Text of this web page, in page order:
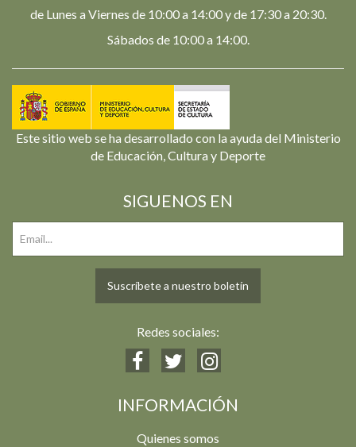
de Lunes a Viernes de 10:00 a 14:00 y de 17:30 a 20:30.
Sábados de 10:00 a 14:00.
Este sitio web se ha desarrollado con la ayuda del Ministerio
de Educación, Cultura y Deporte
SIGUENOS EN
Suscríbete a nuestro boletín
Redes sociales:
INFORMACIÓN
Quienes somos